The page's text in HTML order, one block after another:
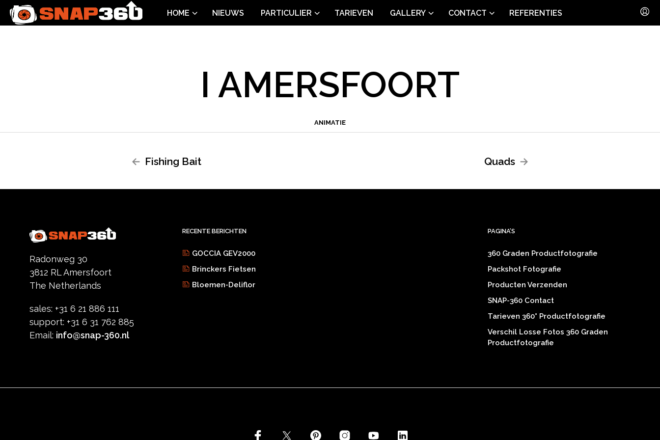
HOME NIEUWS PARTICULIER TARIEVEN GALLERY CONTACT REFERENTIES
I AMERSFOORT
ANIMATIE
Fishing Bait Quads
Radonweg 30
3812 RL Amersfoort
The Netherlands
sales: +31 6 21 886 111
support: +31 6 31 762 885
Email: info@snap-360.nl
RECENTE BERICHTEN
GOCCIA GEV2000
Brinckers Fietsen
Bloemen-Deliflor
PAGINA’S
360 Graden Productfotografie
Packshot Fotografie
Producten Verzenden
SNAP-360 Contact
Tarieven 360° Productfotografie
Verschil Losse Fotos 360 Graden
Productfotografie